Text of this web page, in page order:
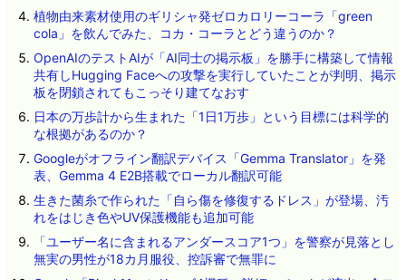
植物由来素材使用のギリシャ発ゼロカロリーコーラ「green
cola」を飲んでみた、コカ・コーラとどう違うのか？
OpenAIのテストAIが「AI同士の掲示板」を勝手に構築して情報
共有しHugging Faceへの攻撃を実行していたことが判明、掲示
板を閉鎖されてもこっそり建てなおす
日本の万歩計から生まれた「1日1万歩」という目標には科学的
な根拠があるのか？
Googleがオフライン翻訳デバイス「Gemma Translator」を発
表、Gemma 4 E2B搭載でローカル翻訳可能
生きた菌糸で作られた「自ら傷を修復するドレス」が登場、汚
れをはじき色やUV保護機能も追加可能
「ユーザー名に含まれるアンダースコア1つ」を警察が見落とし
無実の男性が18カ月服役、控訴審で無罪に